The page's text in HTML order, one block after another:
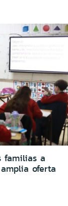
familias a
oferta